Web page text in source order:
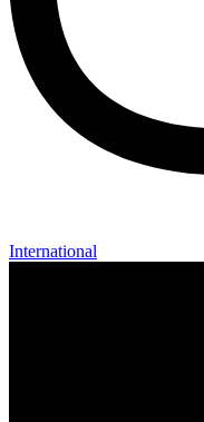
International